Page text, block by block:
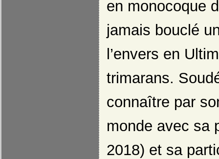
en monocoque
jamais bouclé
l’envers en
trimarans.
connaître par
monde avec sa
2018) et sa